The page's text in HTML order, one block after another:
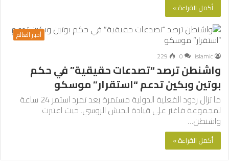
أكمل القراءة »
أخبار العالم
islamic
0
229
واشنطن ترصد “تصدعات حقيقية” في حكم
بوتين وبكين تدعم “استقرار” موسكو
ما تزال ردود الفعلية الدولية مستمرة بعد تمرد استمر 24 ساعة
لمجموعة فاغنر على قيادة الجيش الروسي. حيث اعتبرت
واشنطن…
أكمل القراءة »